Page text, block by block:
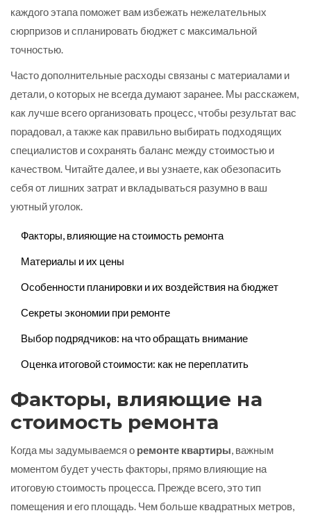
каждого этапа поможет вам избежать нежелательных
сюрпризов и спланировать бюджет с максимальной
точностью.
Часто дополнительные расходы связаны с материалами и
детали, о которых не всегда думают заранее. Мы расскажем,
как лучше всего организовать процесс, чтобы результат вас
порадовал, а также как правильно выбирать подходящих
специалистов и сохранять баланс между стоимостью и
качеством. Читайте далее, и вы узнаете, как обезопасить
себя от лишних затрат и вкладываться разумно в ваш
уютный уголок.
Факторы, влияющие на стоимость ремонта
Материалы и их цены
Особенности планировки и их воздействия на бюджет
Секреты экономии при ремонте
Выбор подрядчиков: на что обращать внимание
Оценка итоговой стоимости: как не переплатить
Факторы, влияющие на
стоимость ремонта
Когда мы задумываемся о ремонте квартиры, важным
моментом будет учесть факторы, прямо влияющие на
итоговую стоимость процесса. Прежде всего, это тип
помещения и его площадь. Чем больше квадратных метров,